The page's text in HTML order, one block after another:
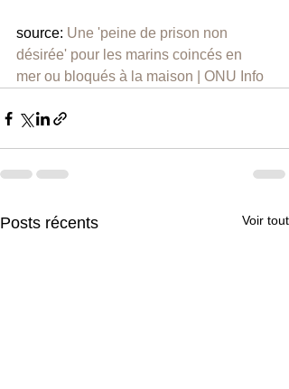
source: Une 'peine de prison non
désirée' pour les marins coincés en
mer ou bloqués à la maison | ONU Info
Posts récents Voir tout